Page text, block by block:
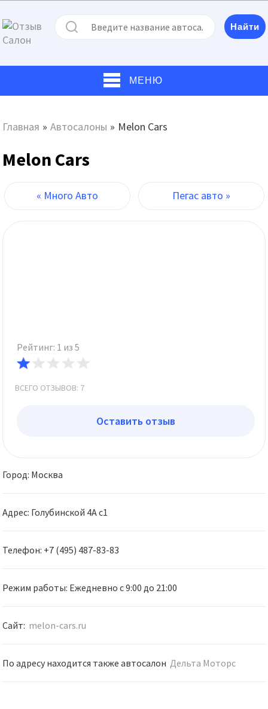
МЕНЮ
Главная » Автосалоны » Melon Cars
Melon Cars
« Много Авто Пегас авто »
Город: Москва
Адрес: Голубинской 4А с1
Телефон: +7 (495) 487-83-83
Режим работы: Ежедневно c 9:00 до 21:00
Сайт: melon-cars.ru
По адресу находится также автосалон Дельта Моторс
Рейтинг: 1 из 5
ВСЕГО ОТЗЫВОВ: 7
Оставить отзыв